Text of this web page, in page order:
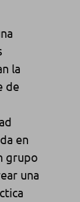
la
de
en
grupo
una